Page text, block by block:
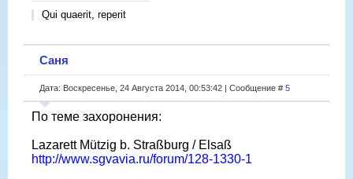
Qui quaerit, reperit
Саня
Дата: Воскресенье, 24 Августа 2014, 00:53:42 | Сообщение # 5
По теме захоронения:
Lazarett Mützig b. Straßburg / Elsaß
http://www.sgvavia.ru/forum/128-1330-1